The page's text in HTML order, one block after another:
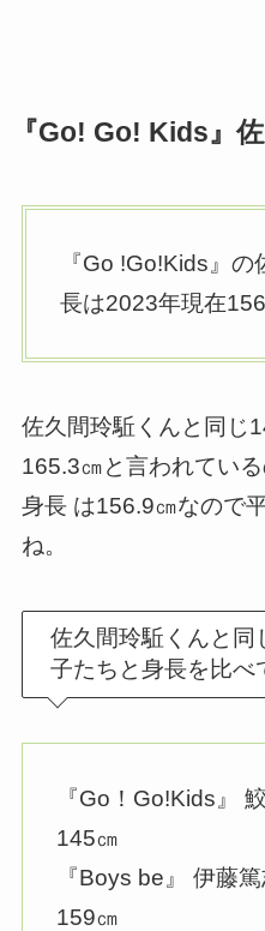
『Go! Go! Kids』
『Go !Go!Kids』
長は2023年現在
佐久間玲駈くんと同じ
165.3㎝と言われてい
身長 は156.9㎝なので
ね。
佐久間玲駈くんと
子たちと身長を比べ
『Go！Go!Kids』
145㎝
『Boys be』 伊藤
159㎝